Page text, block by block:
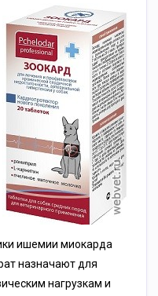
ишемии миокарда
назначают для
нагрузкам и